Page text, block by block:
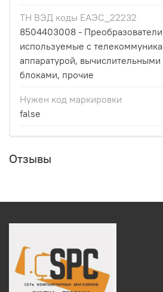
ТН ВЭД коды ЕАЭС_22232
8504403008 - Преобразователи
используемые с
аппаратурой,
блоками, прочие
Нужен код маркировки
false
Отзывы